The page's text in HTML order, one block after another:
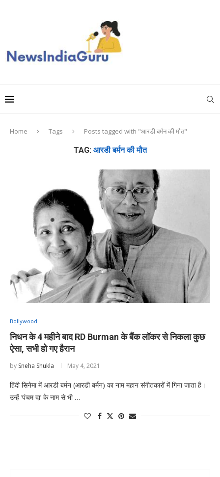
Home Tags Posts tagged with "आरडी बर्मन की मौत"
TAG: आरडी बर्मन की मौत
Bollywood
निधन के 4 महीने बाद RD Burman के बैंक लॉकर से निकला कुछ
ऐसा, सभी हो गए हैरान
by Sneha Shukla May 4, 2021
हिंदी सिनेमा में आरडी बर्मन (आरडी बर्मन) का नाम महान संगीतकारों में गिना जाता है।
उन्हें ‘पंचम दा’ के नाम से भी …